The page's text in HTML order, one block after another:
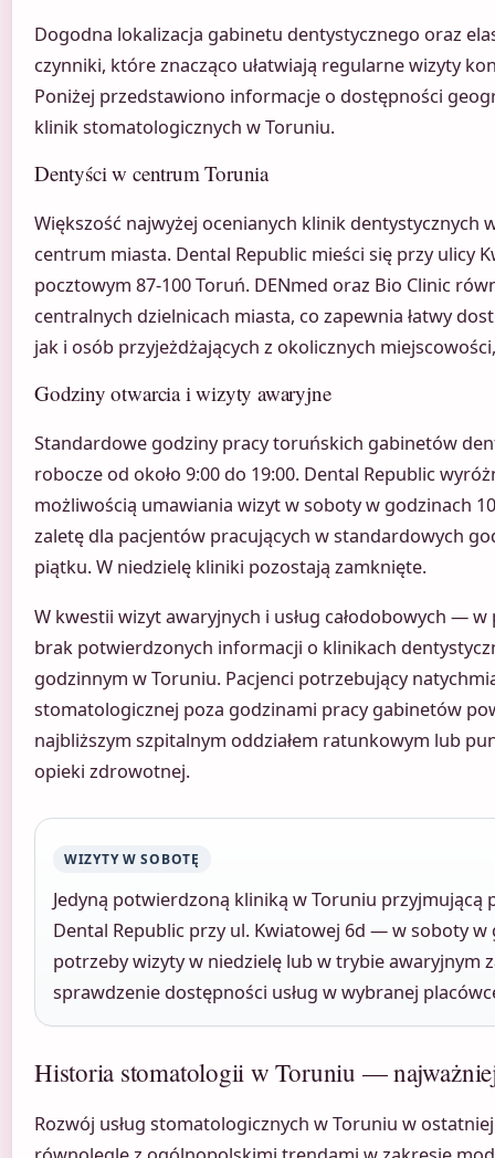
Dogodna lokalizacja gabinetu dentystycznego oraz
czynniki, które znacząco ułatwiają regularne wizyty
Poniżej przedstawiono informacje o dostępności
klinik stomatologicznych w Toruniu.
Dentyści w centrum Torunia
Większość najwyżej ocenianych klinik dentystycznych
centrum miasta. Dental Republic mieści się przy ulicy
pocztowym 87-100 Toruń. DENmed oraz Bio Clinic
centralnych dzielnicach miasta, co zapewnia łatwy
jak i osób przyjeżdżających z okolicznych
Godziny otwarcia i wizyty awaryjne
Standardowe godziny pracy toruńskich gabinetów
robocze od około 9:00 do 19:00. Dental Republic
możliwością umawiania wizyt w soboty w godzinach
zaletę dla pacjentów pracujących w standardowych
piątku. W niedzielę kliniki pozostają zamknięte.
W kwestii wizyt awaryjnych i usług całodobowych —
brak potwierdzonych informacji o klinikach
godzinnym w Toruniu. Pacjenci potrzebujący
stomatologicznej poza godzinami pracy gabinetów
najbliższym szpitalnym oddziałem ratunkowym lub
opieki zdrowotnej.
WIZYTY W SOBOTĘ
Jedyną potwierdzoną kliniką w Toruniu przyjmującą
Dental Republic przy ul. Kwiatowej 6d — w soboty w
potrzeby wizyty w niedzielę lub w trybie awaryjnym
sprawdzenie dostępności usług w wybranej
Historia stomatologii w Toruniu —
Rozwój usług stomatologicznych w Toruniu w